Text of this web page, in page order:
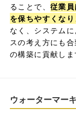
ることで、 従業
を保ちやすくな
なく、システム
スの考え方にも
の構築に貢献しま
ウォーターマー